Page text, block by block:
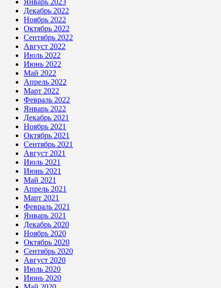
Январь 2023
Декабрь 2022
Ноябрь 2022
Октябрь 2022
Сентябрь 2022
Август 2022
Июль 2022
Июнь 2022
Май 2022
Апрель 2022
Март 2022
Февраль 2022
Январь 2022
Декабрь 2021
Ноябрь 2021
Октябрь 2021
Сентябрь 2021
Август 2021
Июль 2021
Июнь 2021
Май 2021
Апрель 2021
Март 2021
Февраль 2021
Январь 2021
Декабрь 2020
Ноябрь 2020
Октябрь 2020
Сентябрь 2020
Август 2020
Июль 2020
Июнь 2020